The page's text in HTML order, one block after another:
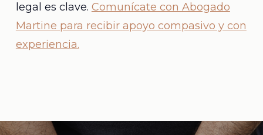
legal es clave. Comunícate con Abogado
Martine para recibir apoyo compasivo y con
experiencia.